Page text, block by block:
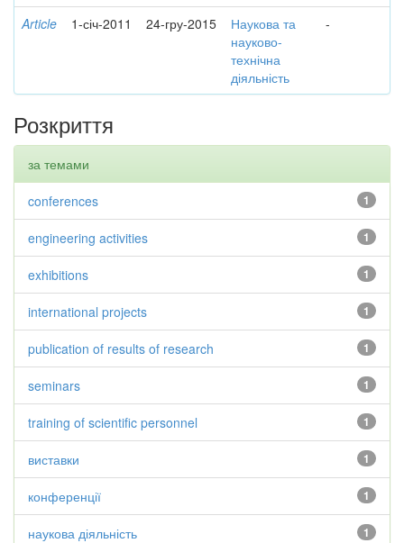
Article 1-січ-2011 24-гру-2015
Наукова та
науково-
технічна
діяльність
-
Розкриття
за темами
1
conferences
1
engineering activities
1
exhibitions
1
international projects
1
publication of results of research
1
seminars
1
training of scientific personnel
1
виставки
1
конференції
1
наукова діяльність